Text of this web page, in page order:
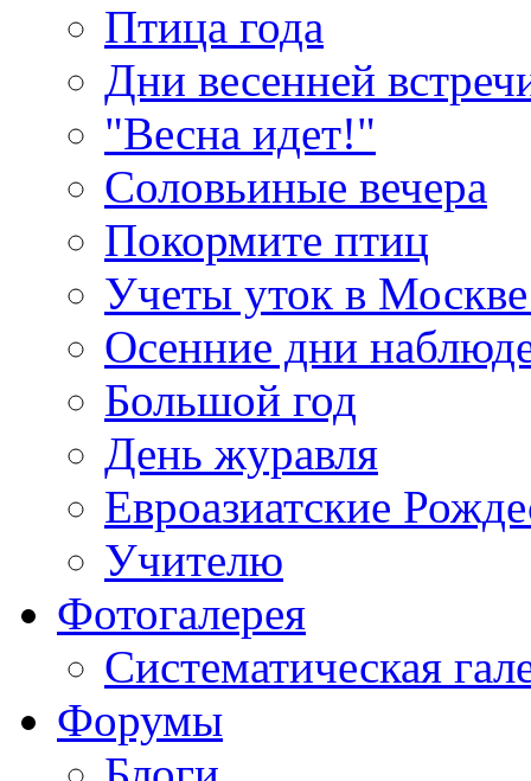
Птица года
Дни весенней
"Весна идет!"
Соловьиные вечера
Покормите птиц
Учеты уток в
Осенние дни
Большой год
День журавля
Евроазиатские
Учителю
Фотогалерея
Систематическая
Форумы